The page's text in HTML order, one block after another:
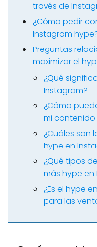
través de
¿Cómo pedir
Instagram
Preguntas
maximizar el
¿Qué
Instagram?
¿Cómo
mi contenido
¿Cuáles son
hype en
¿Qué tipos
más hype en
¿Es el hype
para las